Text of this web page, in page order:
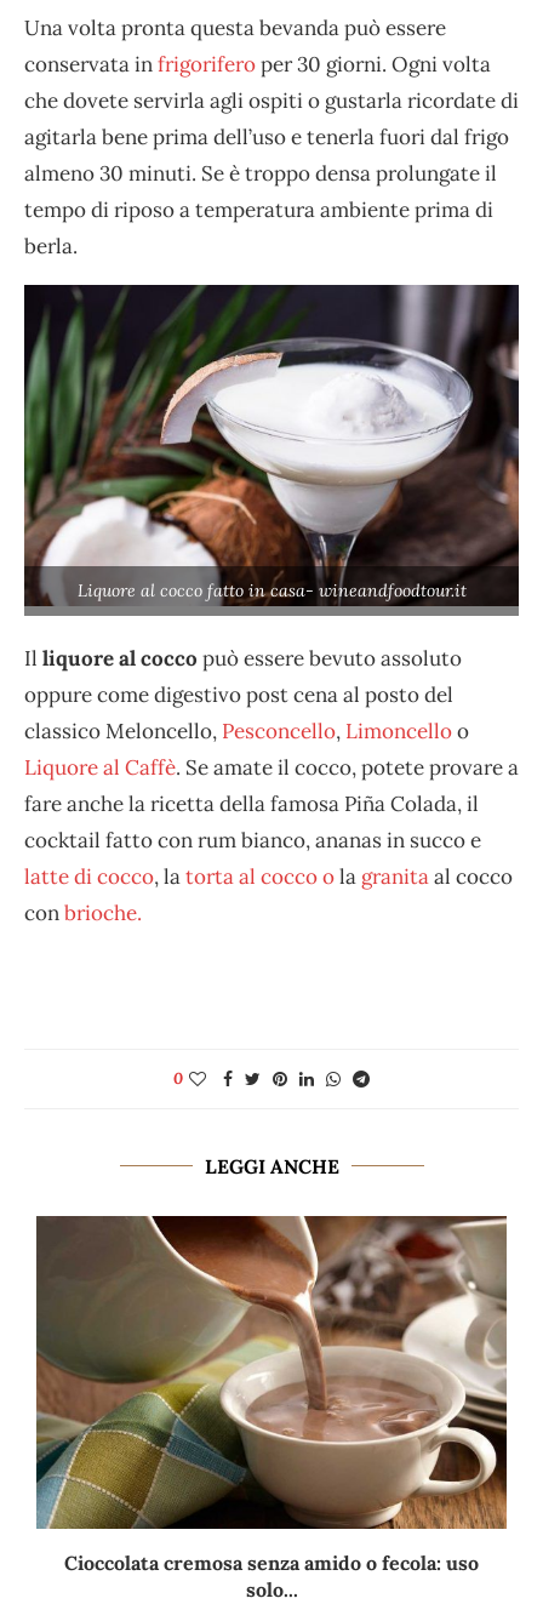
Una volta pronta questa bevanda può essere
conservata infrigoriferoper 30 giorni. Ogni volta
che dovete servirla agli ospiti o gustarla ricordate di
agitarla bene prima dell’uso e tenerla fuori dal frigo
almeno 30 minuti. Se è troppo densa prolungate il
tempo di riposo a temperatura ambiente prima di
berla.
Liquore al cocco fatto in casa- wineandfoodtour.it
Il liquore al cocco può essere bevuto assoluto
oppure come digestivo post cena al posto del
classico Meloncello, Pesconcello, Limoncelloo
Liquore al Caffè. Se amate il cocco, potete provare a
fare anche la ricetta della famosa Piña Colada, il
cocktail fatto con rum bianco, ananas in succo e
latte di cocco, latorta al cocco ola granitaal cocco
conbrioche.
0
LEGGI ANCHE
Cioccolata cremosa senza amido o fecola: uso
solo...